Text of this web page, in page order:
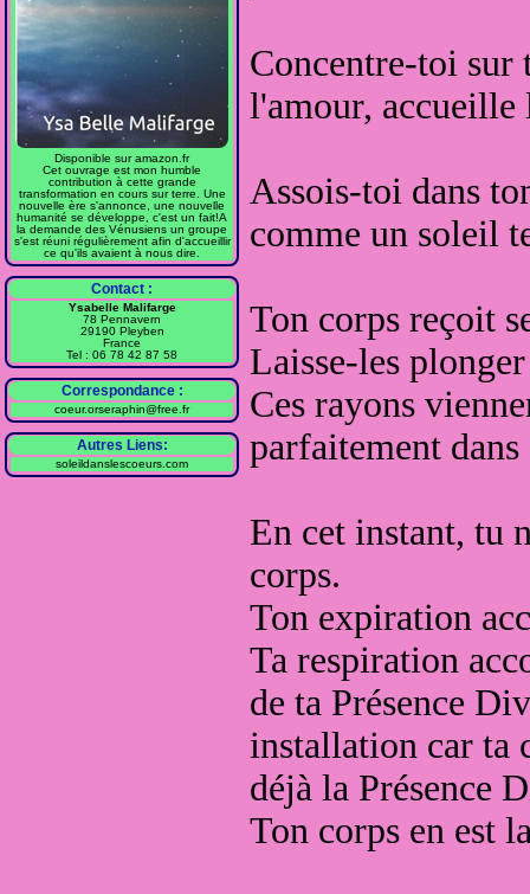
Disponible sur amazon.fr
Cet ouvrage est mon humble
contribution à cette grande
transformation en cours sur terre. Une
nouvelle ère s'annonce, une nouvelle
humanité se développe, c'est un fait!A
la demande des Vénusiens un groupe
s'est réuni régulièrement afin d'accueillir
ce qu'ils avaient à nous dire.
Contact :
Ysabelle Malifarge
78 Pennavern
29190 Pleyben
France
Tel : 06 78 42 87 58
Correspondance :
coeur.orseraphin@free.fr
Autres Liens:
soleildanslescoeurs.com
Concentre-toi
l'amour,
Assois-toi dans
comme un soleil
Ton corps reçoit
Laisse-les
Ces rayons
parfaitement
En cet instant, tu
corps.
Ton expiration
Ta respiration
de ta Présence
installation car ta
déjà la Présence
Ton corps en est